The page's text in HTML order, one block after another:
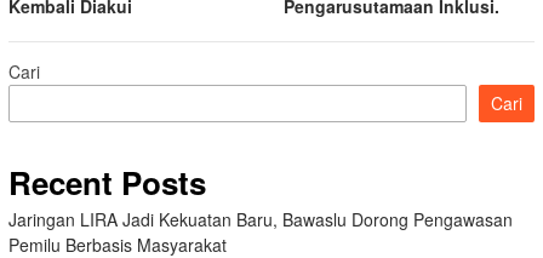
Kembali Diakui
Pengarusutamaan Inklusi.
Cari
Cari
Recent Posts
Jaringan LIRA Jadi Kekuatan Baru, Bawaslu Dorong Pengawasan
Pemilu Berbasis Masyarakat